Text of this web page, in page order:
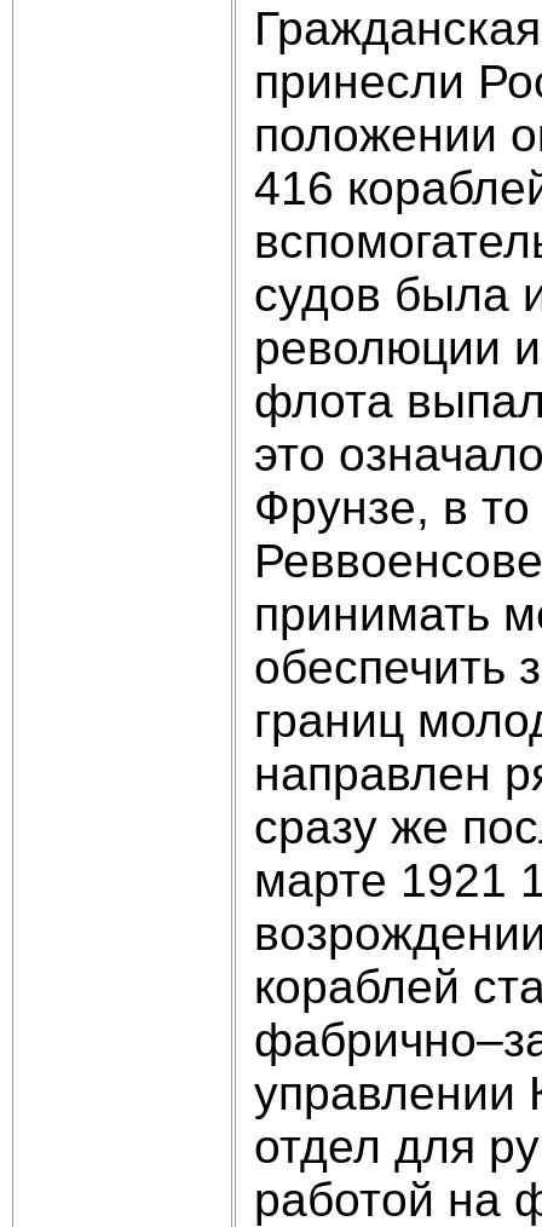
принесли
положении
416
судов была
революции
флота
это
Фрунзе, в
принимать
обеспечить
границ
направлен
сразу же
марте 1921
кораблей
управлении
отдел для
работой на